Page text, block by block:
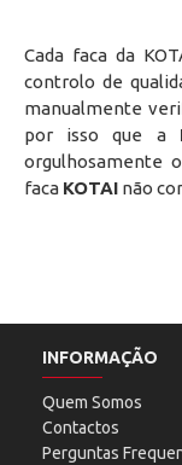
Cada faca da
controlo de
manualmente
por isso que a
orgulhosamente
faca KOTAI não
INFORMAÇÃO
Quem Somos
Contactos
Perguntas